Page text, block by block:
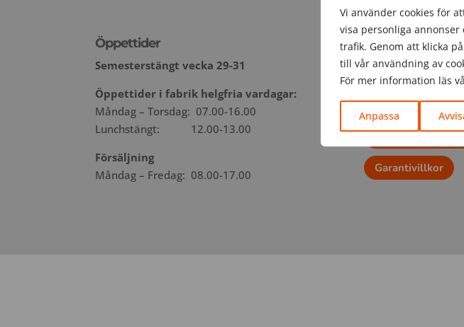
Vi använder cookies för
visa personliga
trafik. Genom att klicka
till vår användning av
För mer information läs
Anpassa
Öppettider
Semesterstängt vecka 29-31
Öppettider i fabrik helgfria vardagar:
Måndag – Torsdag: 07.00-16.00
Lunchstängt: 12.00-13.00
Försäljning
Måndag – Fredag: 08.00-17.00
Adress
Ydre Skåp AB
Hitta
Garantivillkor